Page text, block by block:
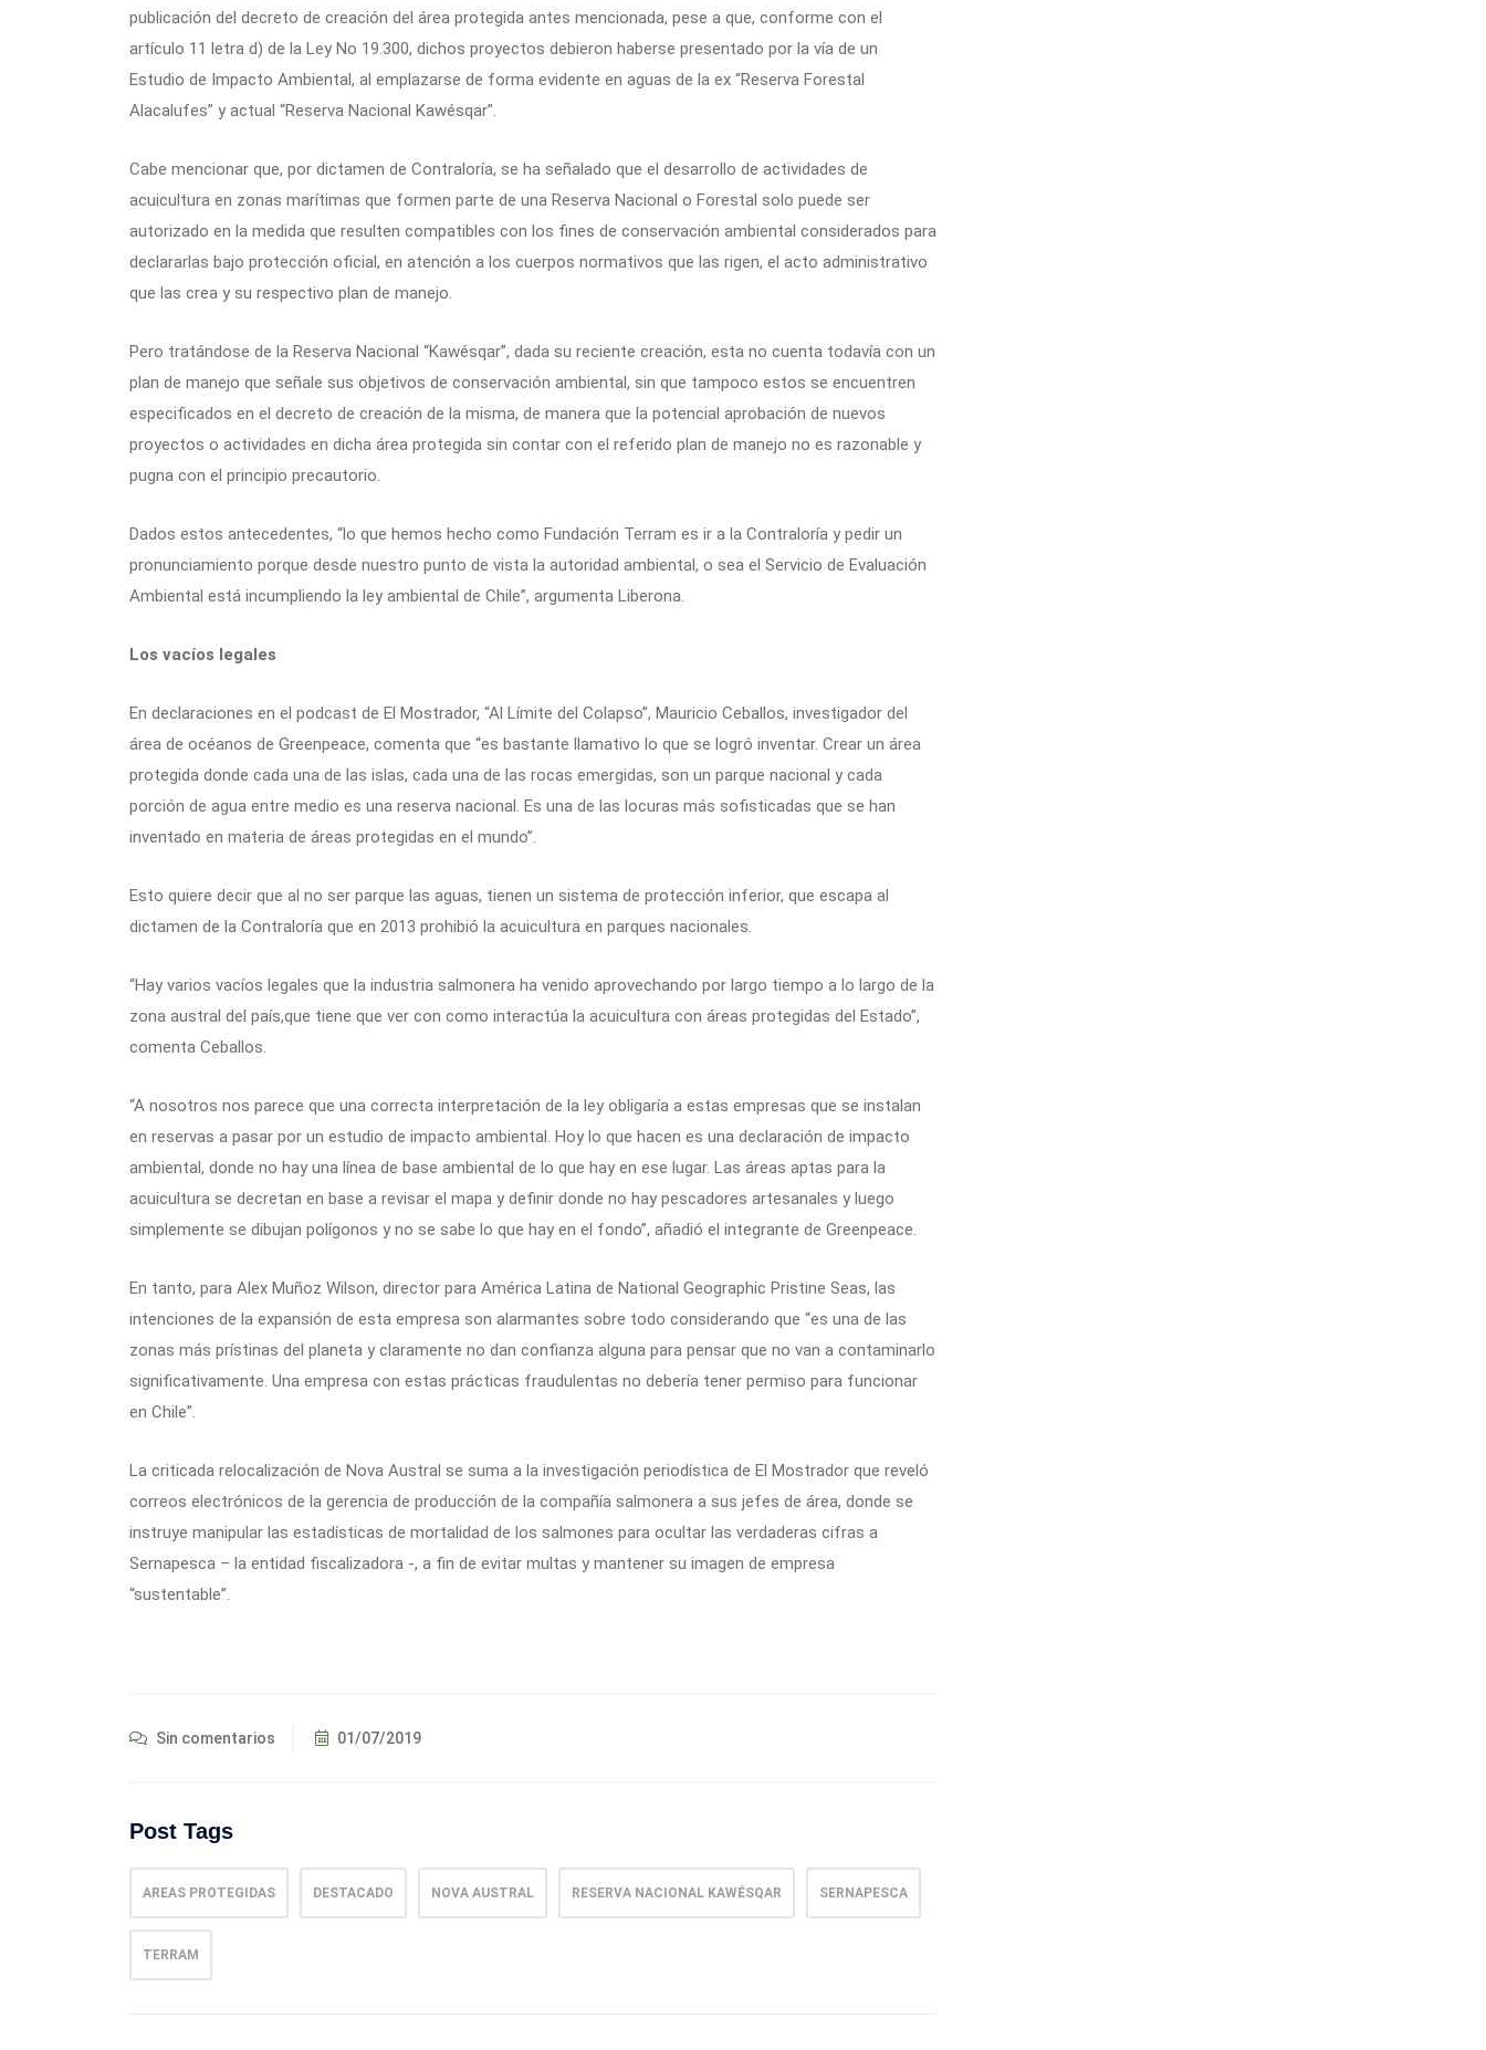
publicación del decreto de creación del área protegida antes mencionada, pese a que, conforme con el
artículo 11 letra d) de la Ley No 19.300, dichos proyectos debieron haberse presentado por la vía de un
Estudio de Impacto Ambiental, al emplazarse de forma evidente en aguas de la ex “Reserva Forestal
Alacalufes” y actual “Reserva Nacional Kawésqar”.
Cabe mencionar que, por dictamen de Contraloría, se ha señalado que el desarrollo de actividades de
acuicultura en zonas marítimas que formen parte de una Reserva Nacional o Forestal solo puede ser
autorizado en la medida que resulten compatibles con los fines de conservación ambiental considerados para
declararlas bajo protección oficial, en atención a los cuerpos normativos que las rigen, el acto administrativo
que las crea y su respectivo plan de manejo.
Pero tratándose de la Reserva Nacional “Kawésqar”, dada su reciente creación, esta no cuenta todavía con un
plan de manejo que señale sus objetivos de conservación ambiental, sin que tampoco estos se encuentren
especificados en el decreto de creación de la misma, de manera que la potencial aprobación de nuevos
proyectos o actividades en dicha área protegida sin contar con el referido plan de manejo no es razonable y
pugna con el principio precautorio.
Dados estos antecedentes, “lo que hemos hecho como Fundación Terram es ir a la Contraloría y pedir un
pronunciamiento porque desde nuestro punto de vista la autoridad ambiental, o sea el Servicio de Evaluación
Ambiental está incumpliendo la ley ambiental de Chile”, argumenta Liberona.
Los vacíos legales
En declaraciones en el podcast de El Mostrador, “Al Límite del Colapso”, Mauricio Ceballos, investigador del
área de océanos de Greenpeace, comenta que “es bastante llamativo lo que se logró inventar. Crear un área
protegida donde cada una de las islas, cada una de las rocas emergidas, son un parque nacional y cada
porción de agua entre medio es una reserva nacional. Es una de las locuras más sofisticadas que se han
inventado en materia de áreas protegidas en el mundo”.
Esto quiere decir que al no ser parque las aguas, tienen un sistema de protección inferior, que escapa al
dictamen de la Contraloría que en 2013 prohibió la acuicultura en parques nacionales.
“Hay varios vacíos legales que la industria salmonera ha venido aprovechando por largo tiempo a lo largo de la
zona austral del país,que tiene que ver con como interactúa la acuicultura con áreas protegidas del Estado”,
comenta Ceballos.
“A nosotros nos parece que una correcta interpretación de la ley obligaría a estas empresas que se instalan
en reservas a pasar por un estudio de impacto ambiental. Hoy lo que hacen es una declaración de impacto
ambiental, donde no hay una línea de base ambiental de lo que hay en ese lugar. Las áreas aptas para la
acuicultura se decretan en base a revisar el mapa y definir donde no hay pescadores artesanales y luego
simplemente se dibujan polígonos y no se sabe lo que hay en el fondo”, añadió el integrante de Greenpeace.
En tanto, para Alex Muñoz Wilson, director para América Latina de National Geographic Pristine Seas, las
intenciones de la expansión de esta empresa son alarmantes sobre todo considerando que “es una de las
zonas más prístinas del planeta y claramente no dan confianza alguna para pensar que no van a contaminarlo
significativamente. Una empresa con estas prácticas fraudulentas no debería tener permiso para funcionar
en Chile”.
La criticada relocalización de Nova Austral se suma a la investigación periodística de El Mostrador que reveló
correos electrónicos de la gerencia de producción de la compañía salmonera a sus jefes de área, donde se
instruye manipular las estadísticas de mortalidad de los salmones para ocultar las verdaderas cifras a
Sernapesca – la entidad fiscalizadora -, a fin de evitar multas y mantener su imagen de empresa
“sustentable”.
Sin comentarios 01/07/2019
Post Tags
AREAS PROTEGIDAS DESTACADO NOVA AUSTRAL RESERVA NACIONAL KAWÉSQAR SERNAPESCA
TERRAM